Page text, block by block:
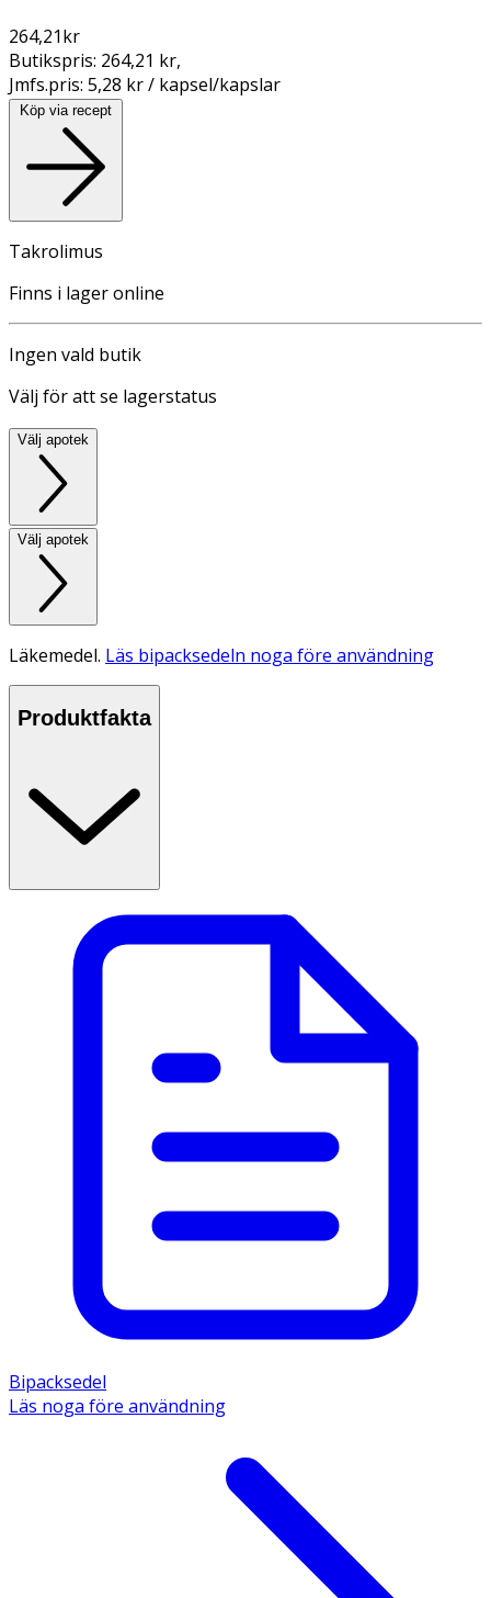
264,21kr
Butikspris: 264,21 kr,
Jmfs.pris: 5,28 kr / kapsel/kapslar
Köp via recept
Takrolimus
Finns i lager online
Ingen vald butik
Välj för att se lagerstatus
Välj apotek
Välj apotek
Läkemedel. Läs bipacksedeln noga före användning
Produktfakta
Bipacksedel
Läs noga före användning